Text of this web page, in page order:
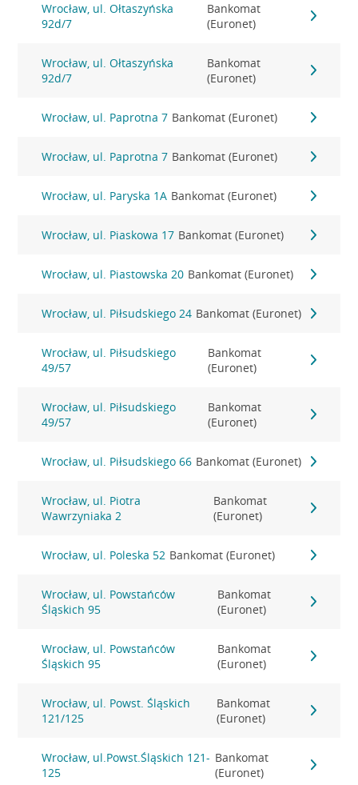
Wrocław, ul. Ołtaszyńska
92d/7
Bankomat
(Euronet)
Wrocław, ul. Ołtaszyńska
92d/7
Bankomat
(Euronet)
Wrocław, ul. Paprotna 7 Bankomat (Euronet)
Wrocław, ul. Paprotna 7 Bankomat (Euronet)
Wrocław, ul. Paryska 1A Bankomat (Euronet)
Wrocław, ul. Piaskowa 17 Bankomat (Euronet)
Wrocław, ul. Piastowska 20 Bankomat (Euronet)
Wrocław, ul. Piłsudskiego 24 Bankomat (Euronet)
Wrocław, ul. Piłsudskiego
49/57
Bankomat
(Euronet)
Wrocław, ul. Piłsudskiego
49/57
Bankomat
(Euronet)
Wrocław, ul. Piłsudskiego 66 Bankomat (Euronet)
Wrocław, ul. Piotra
Wawrzyniaka 2
Bankomat
(Euronet)
Wrocław, ul. Poleska 52 Bankomat (Euronet)
Wrocław, ul. Powstańców
Śląskich 95
Bankomat
(Euronet)
Wrocław, ul. Powstańców
Śląskich 95
Bankomat
(Euronet)
Wrocław, ul. Powst. Śląskich
121/125
Bankomat
(Euronet)
Wrocław, ul.Powst.Śląskich 121-
125
Bankomat
(Euronet)